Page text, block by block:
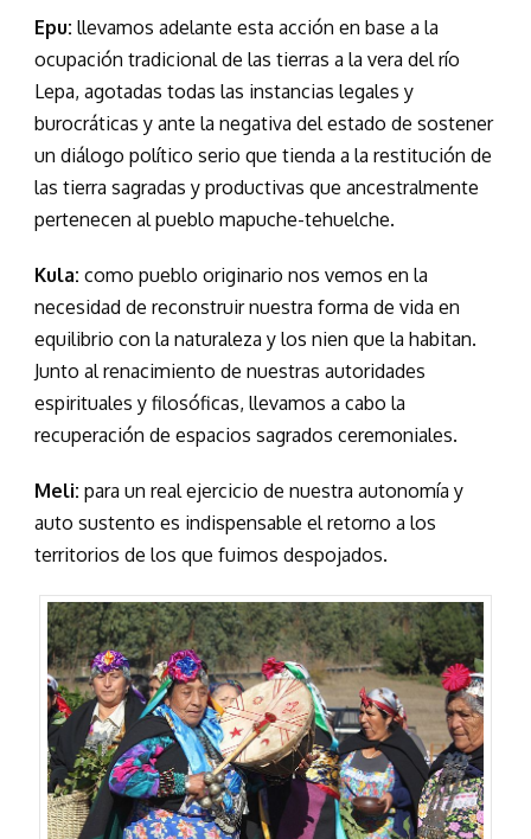
Epu: llevamos adelante esta acción en base a la
ocupación tradicional de las tierras a la vera del río
Lepa, agotadas todas las instancias legales y
burocráticas y ante la negativa del estado de sostener
un diálogo político serio que tienda a la restitución de
las tierra sagradas y productivas que ancestralmente
pertenecen al pueblo mapuche-tehuelche.
Kula: como pueblo originario nos vemos en la
necesidad de reconstruir nuestra forma de vida en
equilibrio con la naturaleza y los nien que la habitan.
Junto al renacimiento de nuestras autoridades
espirituales y filosóficas, llevamos a cabo la
recuperación de espacios sagrados ceremoniales.
Meli: para un real ejercicio de nuestra autonomía y
auto sustento es indispensable el retorno a los
territorios de los que fuimos despojados.